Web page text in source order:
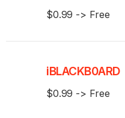
$0.99 -> Free
iBLACKB0ARD
$0.99 -> Free